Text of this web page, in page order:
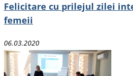
Felicitare cu prilejul zilei
femeii
06.03.2020